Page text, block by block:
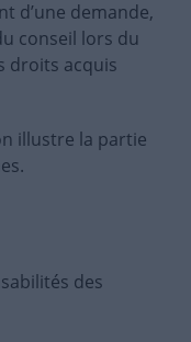
d’une demande,
conseil lors du
droits acquis
illustre la partie
des